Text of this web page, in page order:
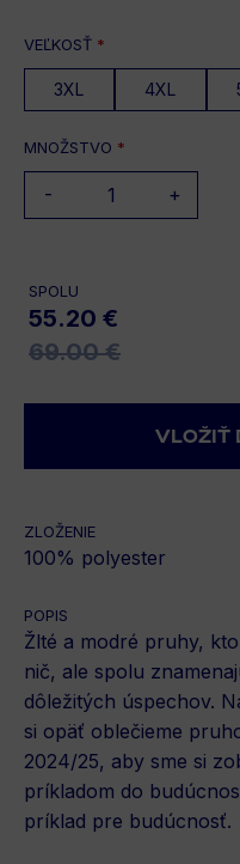
VEĽKOSŤ *
3XL 4XL
MNOŽSTVO *
- +
SPOLU
55.20 €
69.00 €
ZLOŽENIE
100% polyester
POPIS
Žlté a modré pruhy,
nič, ale spolu
dôležitých úspechov.
si opäť oblečieme
2024/25, aby sme si
príkladom do
príklad pre budúcnosť.